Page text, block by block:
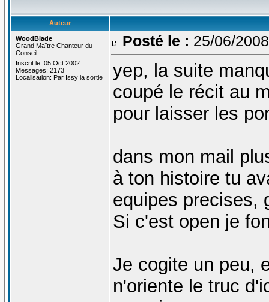
Auteur
WoodBlade
Grand Maître Chanteur du
Conseil
Inscrit le: 05 Oct 2002
Messages: 2173
Localisation: Par Issy la sortie
Posté le : 25/06/
yep, la suite
coupé le récit au
pour laisser les
dans mon mail
à ton histoire tu
equipes precises,
Si c'est open je
Je cogite un peu,
n'oriente le truc